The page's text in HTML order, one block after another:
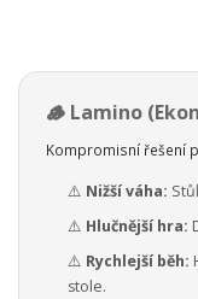
🪵 Lamino
Kompromisní řešení
⚠️ Nižší váha:
⚠️ Hlučnější hra:
⚠️ Rychlejší běh:
stole.